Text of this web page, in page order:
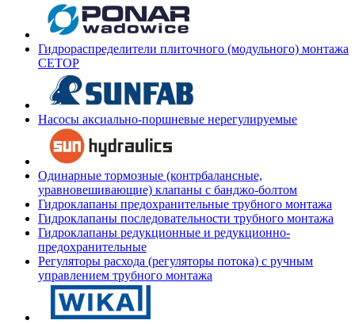
Гидрораспределители плиточного (модульного) монтажа
СЕТОР
Насосы аксиально-поршневые нерегулируемые
Одинарные тормозные (контрбалансные,
уравновешивающие) клапаны с банджо-болтом
Гидроклапаны предохранительные трубного монтажа
Гидроклапаны последовательности трубного монтажа
Гидроклапаны редукционные и редукционно-
предохранительные
Регуляторы расхода (регуляторы потока) с ручным
управлением трубного монтажа